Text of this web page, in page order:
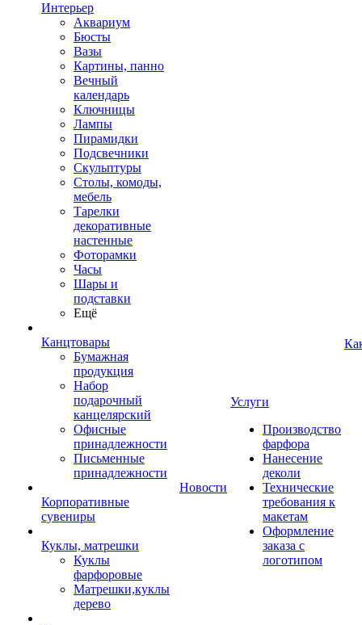
Интерьер
Аквариум
Бюсты
Вазы
Картины, панно
Вечный
календарь
Ключницы
Лампы
Пирамидки
Подсвечники
Скульптуры
Столы, комоды,
мебель
Тарелки
декоративные
настенные
Фоторамки
Часы
Шары и
подставки
Ещё
Канцтовары
Бумажная
продукция
Набор
подарочный
канцелярский
Офисные
принадлежности
Письменные
принадлежности
Корпоративные
сувениры
Куклы, матрешки
Куклы
фарфоровые
Матрешки,куклы
дерево
Новости
Услуги
Производство
фарфора
Нанесение
деколи
Технические
требования к
макетам
Оформление
заказа с
логотипом